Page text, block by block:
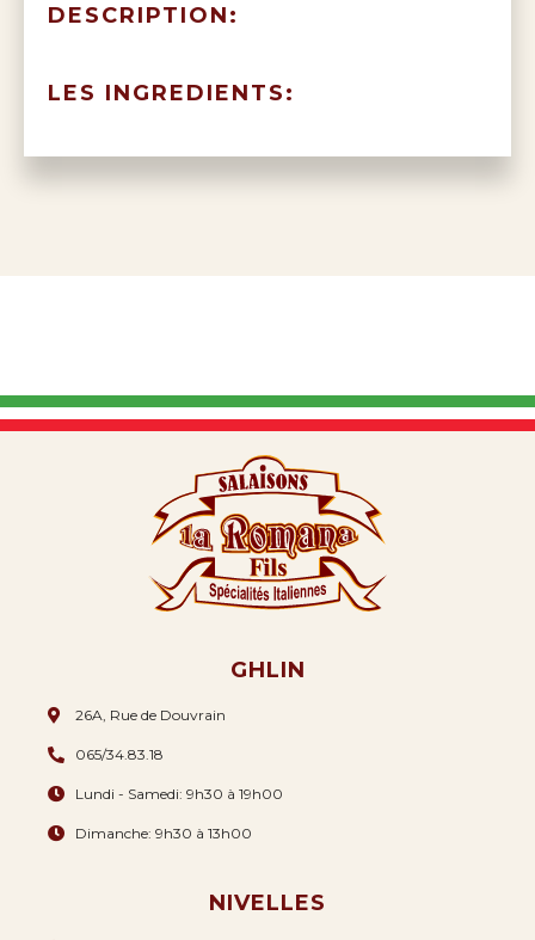
DESCRIPTION:
LES INGREDIENTS:
GHLIN
26A, Rue de Douvrain
065/34.83.18
Lundi - Samedi: 9h30 à 19h00
Dimanche: 9h30 à 13h00
NIVELLES